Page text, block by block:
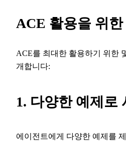
ACE 활용을 위한
ACE를 최대한 활용하기 위한
개합니다:
1. 다양한 예제로
에이전트에게 다양한 예제를